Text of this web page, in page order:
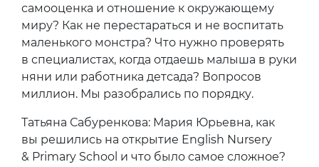
самооценка и отношение к окружающему
миру? Как не перестараться и не воспитать
маленького монстра? Что нужно проверять
в специалистах, когда отдаешь малыша в руки
няни или работника детсада? Вопросов
миллион. Мы разобрались по порядку.
Татьяна Сабуренкова: Мария Юрьевна, как
вы решились на открытие English Nursery
& Primary School и что было самое сложное?